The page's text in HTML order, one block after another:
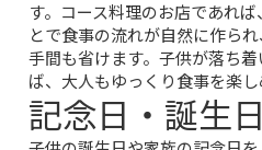
す。コース料理のお店であれ
とで食事の流れが自然に作ら
手間も省けます。子供が落ち
ば、大人もゆっくり食事を楽し
記念日・誕生